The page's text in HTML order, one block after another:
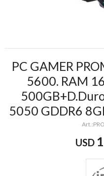
PC GAMER
5600. RAM
5050 GDDR6
USD